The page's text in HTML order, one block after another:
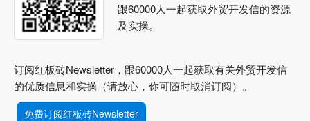
跟60000人一起获取外贸开发信的资源
及实操。
订阅红板砖Newsletter，跟60000人一起获取有关外贸开发信
的优质信息和实操（请放心，你可随时取消订阅）。
免费订阅红板砖Newsletter